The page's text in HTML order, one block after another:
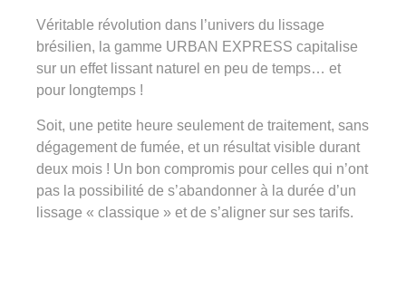
Véritable révolution dans l’univers du lissage
brésilien, la gamme URBAN EXPRESS capitalise
sur un effet lissant naturel en peu de temps… et
pour longtemps !
Soit, une petite heure seulement de traitement, sans
dégagement de fumée, et un résultat visible durant
deux mois ! Un bon compromis pour celles qui n’ont
pas la possibilité de s’abandonner à la durée d’un
lissage « classique » et de s’aligner sur ses tarifs.